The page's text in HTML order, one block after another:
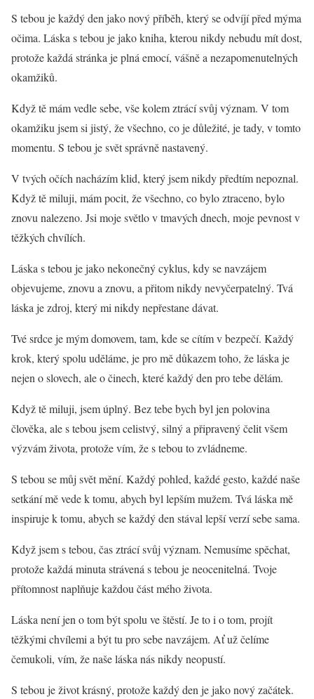
S tebou je každý den jako nový příběh, který se odvíjí před mýma
očima. Láska s tebou je jako kniha, kterou nikdy nebudu mít dost,
protože každá stránka je plná emocí, vášně a nezapomenutelných
okamžiků.
Když tě mám vedle sebe, vše kolem ztrácí svůj význam. V tom
okamžiku jsem si jistý, že všechno, co je důležité, je tady, v tomto
momentu. S tebou je svět správně nastavený.
V tvých očích nacházím klid, který jsem nikdy předtím nepoznal.
Když tě miluji, mám pocit, že všechno, co bylo ztraceno, bylo
znovu nalezeno. Jsi moje světlo v tmavých dnech, moje pevnost v
těžkých chvílích.
Láska s tebou je jako nekonečný cyklus, kdy se navzájem
objevujeme, znovu a znovu, a přitom nikdy nevyčerpatelný. Tvá
láska je zdroj, který mi nikdy nepřestane dávat.
Tvé srdce je mým domovem, tam, kde se cítím v bezpečí. Každý
krok, který spolu uděláme, je pro mě důkazem toho, že láska je
nejen o slovech, ale o činech, které každý den pro tebe dělám.
Když tě miluji, jsem úplný. Bez tebe bych byl jen polovina
člověka, ale s tebou jsem celistvý, silný a připravený čelit všem
výzvám života, protože vím, že s tebou to zvládneme.
S tebou se můj svět mění. Každý pohled, každé gesto, každé naše
setkání mě vede k tomu, abych byl lepším mužem. Tvá láska mě
inspiruje k tomu, abych se každý den stával lepší verzí sebe sama.
Když jsem s tebou, čas ztrácí svůj význam. Nemusíme spěchat,
protože každá minuta strávená s tebou je neocenitelná. Tvoje
přítomnost naplňuje každou část mého života.
Láska není jen o tom být spolu ve štěstí. Je to i o tom, projít
těžkými chvílemi a být tu pro sebe navzájem. Ať už čelíme
čemukoli, vím, že naše láska nás nikdy neopustí.
S tebou je život krásný, protože každý den je jako nový začátek.